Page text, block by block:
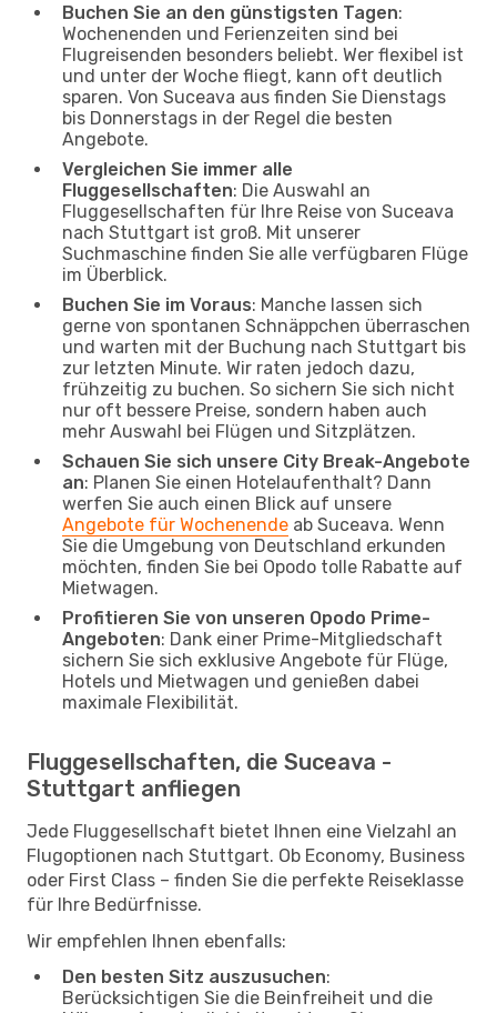
Buchen Sie an den günstigsten Tagen:
Wochenenden und Ferienzeiten sind bei
Flugreisenden besonders beliebt. Wer flexibel ist
und unter der Woche fliegt, kann oft deutlich
sparen. Von Suceava aus finden Sie Dienstags
bis Donnerstags in der Regel die besten
Angebote.
Vergleichen Sie immer alle
Fluggesellschaften: Die Auswahl an
Fluggesellschaften für Ihre Reise von Suceava
nach Stuttgart ist groß. Mit unserer
Suchmaschine finden Sie alle verfügbaren Flüge
im Überblick.
Buchen Sie im Voraus: Manche lassen sich
gerne von spontanen Schnäppchen überraschen
und warten mit der Buchung nach Stuttgart bis
zur letzten Minute. Wir raten jedoch dazu,
frühzeitig zu buchen. So sichern Sie sich nicht
nur oft bessere Preise, sondern haben auch
mehr Auswahl bei Flügen und Sitzplätzen.
Schauen Sie sich unsere City Break-Angebote
an: Planen Sie einen Hotelaufenthalt? Dann
werfen Sie auch einen Blick auf unsere
Angebote für Wochenende ab Suceava. Wenn
Sie die Umgebung von Deutschland erkunden
möchten, finden Sie bei Opodo tolle Rabatte auf
Mietwagen.
Profitieren Sie von unseren Opodo Prime-
Angeboten: Dank einer Prime-Mitgliedschaft
sichern Sie sich exklusive Angebote für Flüge,
Hotels und Mietwagen und genießen dabei
maximale Flexibilität.
Fluggesellschaften, die Suceava -
Stuttgart anfliegen
Jede Fluggesellschaft bietet Ihnen eine Vielzahl an
Flugoptionen nach Stuttgart. Ob Economy, Business
oder First Class – finden Sie die perfekte Reiseklasse
für Ihre Bedürfnisse.
Wir empfehlen Ihnen ebenfalls:
Den besten Sitz auszusuchen:
Berücksichtigen Sie die Beinfreiheit und die